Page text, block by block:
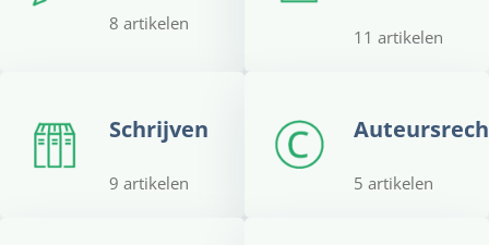
8 artikelen
11 artikelen
Schrijven
9 artikelen 5 artikelen